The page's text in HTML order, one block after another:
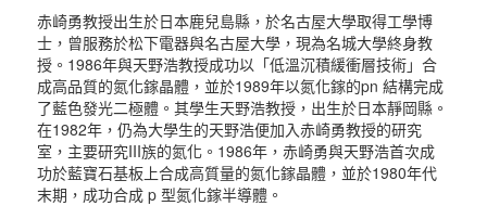
赤崎勇教授出生於日本鹿兒島縣，於名古屋大學取得工學博
士，曾服務於松下電器與名古屋大學，現為名城大學終身教
授。1986年與天野浩教授成功以「低溫沉積緩衝層技術」合
成高品質的氮化鎵晶體，並於1989年以氮化鎵的pn 結構完成
了藍色發光二極體。其學生天野浩教授，出生於日本靜岡縣。
在1982年，仍為大學生的天野浩便加入赤崎勇教授的研究
室，主要研究III族的氮化。1986年，赤崎勇與天野浩首次成
功於藍寶石基板上合成高質量的氮化鎵晶體，並於1980年代
末期，成功合成 p 型氮化鎵半導體。